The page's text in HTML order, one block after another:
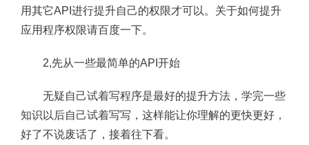
用其它API进行提升自己的权限才可以。关于如何提升
应用程序权限请百度一下。
2,先从一些最简单的API开始
无疑自己试着写程序是最好的提升方法，学完一些
知识以后自己试着写写，这样能让你理解的更快更好，
好了不说废话了，接着往下看。